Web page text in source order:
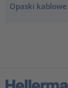
Opaski kablowe